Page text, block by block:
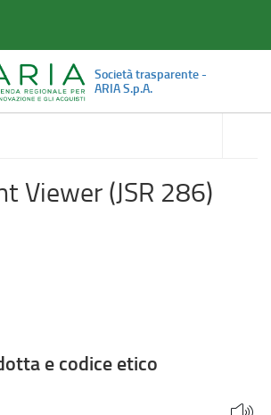
Società trasparente -
ARIA S.p.A.
accedi
Viewer (JSR 286)
e codice etico